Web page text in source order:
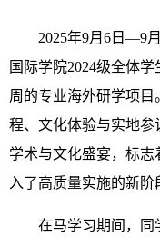
2025年9月6日 —9
国际学院2024级全体
周的专业海外研学项
程、文化体验与实地参
学术与文化盛宴，标
入了高质量实施的新阶
在马学习期间，同